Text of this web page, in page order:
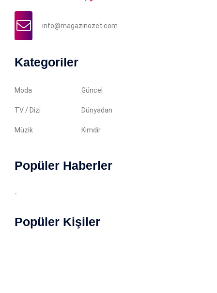
info@magazinozet.com
Kategoriler
Moda Güncel
TV / Dizi Dünyadan
Müzik Kimdir
Popüler Haberler
-
Popüler Kişiler